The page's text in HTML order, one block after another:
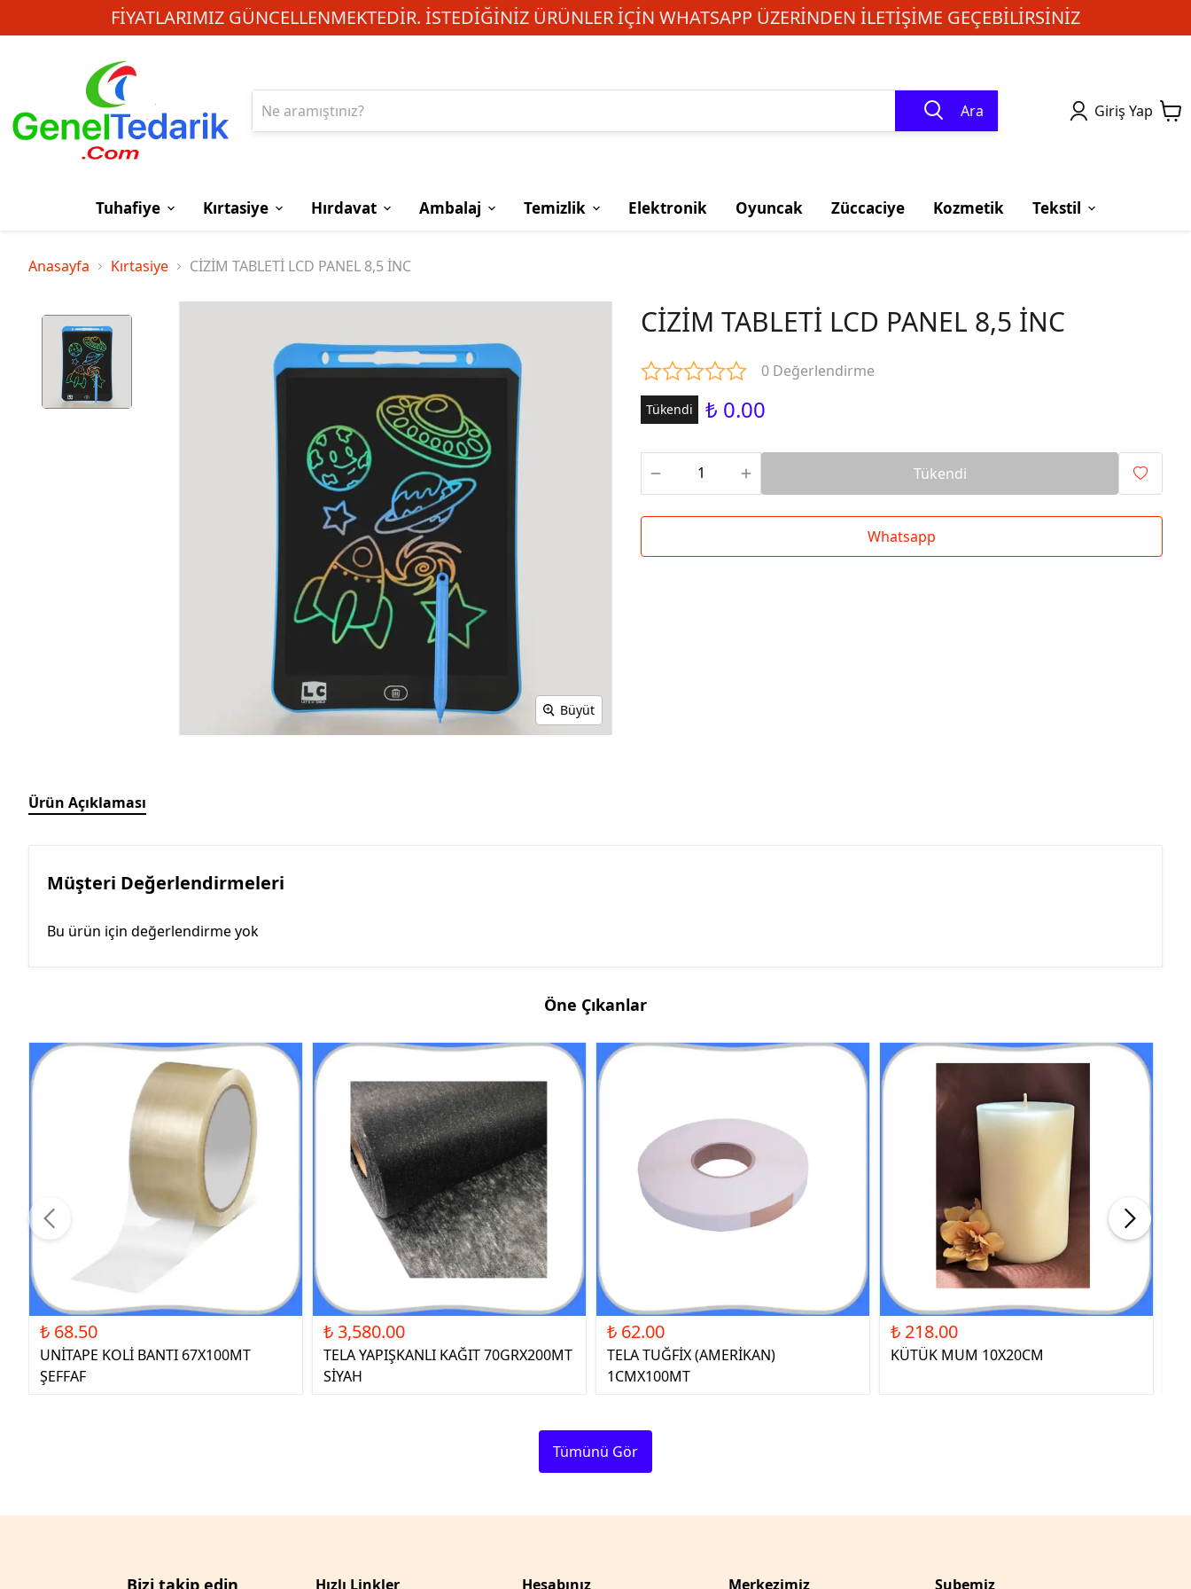
FIYATLARIMIZ GÜNCELLENMEKTEDIR. İSTEDIĞINIZ ÜRÜNLER IÇIN WHATSAPP ÜZERINDEN ILETIŞIME GEÇEBILIRSINIZ
Ara Giriş Yap
Tuhafiye Kırtasiye Hırdavat Ambalaj Temizlik Elektronik Oyuncak Züccaciye Kozmetik Tekstil
Anasayfa Kırtasiye CİZİM TABLETİ LCD PANEL 8,5 İNC
Büyüt
CİZİM TABLETİ LCD PANEL 8,5 İNC
0 Değerlendirme
Tükendi ₺ 0.00
Tükendi
Whatsapp
Ürün Açıklaması
Müşteri Değerlendirmeleri
Bu ürün için değerlendirme yok
Öne Çıkanlar
₺ 68.50
UNİTAPE KOLİ BANTI 67X100MT
ŞEFFAF
₺ 3,580.00
TELA YAPIŞKANLI KAĞIT 70GRX200MT
SİYAH
₺ 62.00
TELA TUĞFİX (AMERİKAN)
1CMX100MT
₺ 218.00
KÜTÜK MUM 10X20CM
Tümünü Gör
Bizi takip edin Hızlı Linkler Hesabınız Merkezimiz Şubemiz